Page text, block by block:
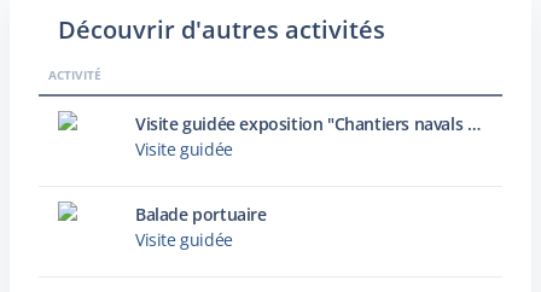
Découvrir d'autres activités
ACTIVITÉ
Visite guidée exposition "Chantiers navals : archives photographiques d’une histoire industrielle dunkerquoise"
Visite guidée
Balade portuaire
Visite guidée